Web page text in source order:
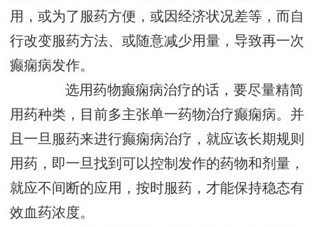
用，或为了服药方便，或因经济状况差等，而自
行改变服药方法、或随意减少用量，导致再一次
癫痫病发作。
选用药物癫痫病治疗的话，要尽量精简
用药种类，目前多主张单一药物治疗癫痫病。并
且一旦服药来进行癫痫病治疗，就应该长期规则
用药，即一旦找到可以控制发作的药物和剂量，
就应不间断的应用，按时服药，才能保持稳态有
效血药浓度。